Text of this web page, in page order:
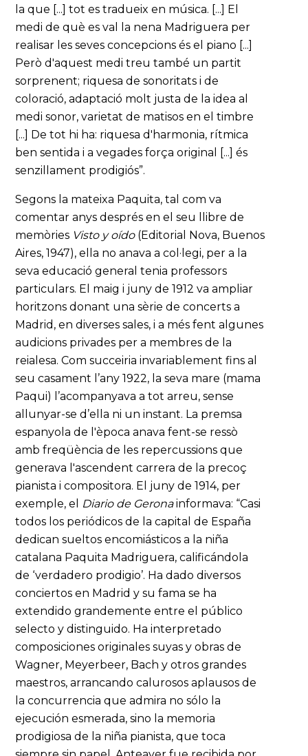
la que [...] tot es tradueix en música. [...] El
medi de què es val la nena Madriguera per
realisar les seves concepcions és el piano [...]
Però d'aquest medi treu també un partit
sorprenent; riquesa de sonoritats i de
coloració, adaptació molt justa de la idea al
medi sonor, varietat de matisos en el timbre
[...] De tot hi ha: riquesa d'harmonia, rítmica
ben sentida i a vegades força original [...] és
senzillament prodigiós”.
Segons la mateixa Paquita, tal com va
comentar anys després en el seu llibre de
memòries Visto y oído(Editorial Nova, Buenos
Aires, 1947), ella no anava a col·legi, per a la
seva educació general tenia professors
particulars. El maig i juny de 1912 va ampliar
horitzons donant una sèrie de concerts a
Madrid, en diverses sales, i a més fent algunes
audicions privades per a membres de la
reialesa. Com succeiria invariablement fins al
seu casament l’any 1922, la seva mare (mama
Paqui) l’acompanyava a tot arreu, sense
allunyar-se d’ella ni un instant. La premsa
espanyola de l'època anava fent-se ressò
amb freqüència de les repercussions que
generava l'ascendent carrera de la precoç
pianista i compositora. El juny de 1914, per
exemple, el Diario de Geronainformava: “Casi
todos los periódicos de la capital de España
dedican sueltos encomiásticos a la niña
catalana Paquita Madriguera, calificándola
de ‘verdadero prodigio’. Ha dado diversos
conciertos en Madrid y su fama se ha
extendido grandemente entre el público
selecto y distinguido. Ha interpretado
composiciones originales suyas y obras de
Wagner, Meyerbeer, Bach y otros grandes
maestros, arrancando calurosos aplausos de
la concurrencia que admira no sólo la
ejecución esmerada, sino la memoria
prodigiosa de la niña pianista, que toca